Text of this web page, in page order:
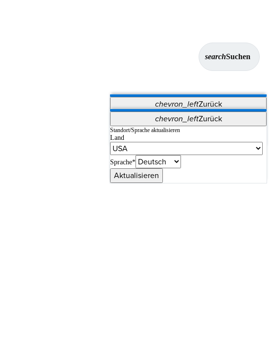
searchSuchen
chevron_leftZurück
Vet Systems OrthoPedia Patient
Supplier Portal
Synergy-Bildgebung und -Resektion
chevron_leftZurück
Standort/Sprache aktualisieren
Land
Sprache*
Aktualisieren